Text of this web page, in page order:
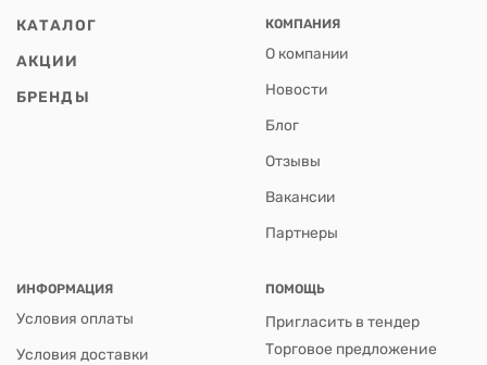
КАТАЛОГ
АКЦИИ
БРЕНДЫ
КОМПАНИЯ
О компании
Новости
Блог
Отзывы
Вакансии
Партнеры
ИНФОРМАЦИЯ
Условия оплаты
Условия доставки
ПОМОЩЬ
Пригласить в тендер
Торговое предложение